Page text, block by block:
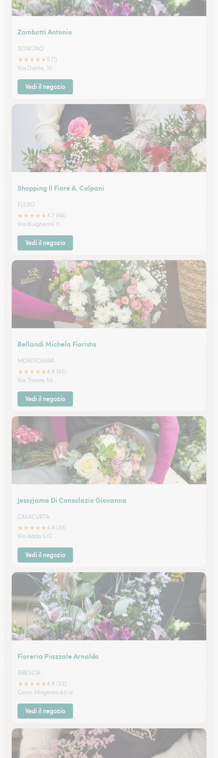
Zambotti Antonio
SONCINO
★★★★★ 5 (1)
Via Dante, 10
Vedi il negozio
Shopping Il Fiore A. Colpani
FLERO
★★★★★4.7 (46)
Via Bulgherini 11
Vedi il negozio
Bellandi Michela Fiorista
MONTICHIARI
★★★★★4.6 (42)
Via Trieste 55
Vedi il negozio
Jessyjama Di Consolazio Giovanna
CAVACURTA
★★★★★4.8 (33)
Via Adda 5/C
Vedi il negozio
Fioreria Piazzale Arnaldo
BRESCIA
★★★★★4.5 (52)
Corso Magenta 63/a
Vedi il negozio